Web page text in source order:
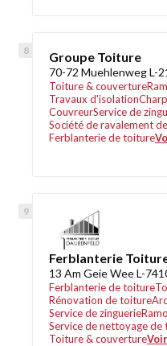
Groupe Toiture
70-72 Muehlenweg L-
Toiture & couverture
Travaux d'isolation
CouvreurService de
Société de ravalement
Ferblanterie de toiture
Ferblanterie
13 Am Geie Wee L-
Ferblanterie de toiture
Rénovation de toiture
Service de zinguerie
Service de nettoyage de
Toiture & couverture